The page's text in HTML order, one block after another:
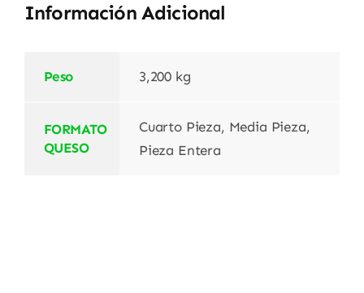
Información Adicional
Peso 3,200 kg
FORMATO
QUESO
Cuarto Pieza, Media Pieza,
Pieza Entera